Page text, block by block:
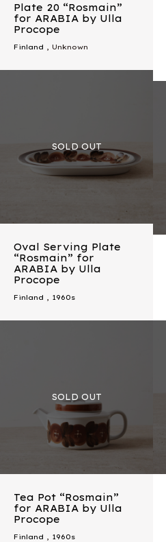
Plate 20 “Rosmain”
for ARABIA by Ulla
Procope
Finland , Unknown
Oval Serving Plate
“Rosmain” for
ARABIA by Ulla
Procope
Finland , 1960s
Tea Pot “Rosmain”
for ARABIA by Ulla
Procope
Finland , 1960s